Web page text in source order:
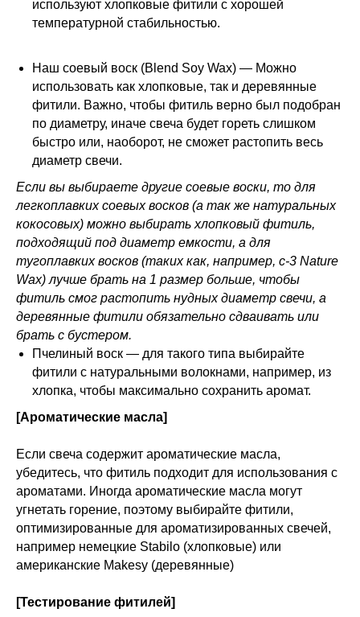
используют хлопковые фитили с хорошей
температурной стабильностью.
Наш соевый воск (Blend Soy Wax) — Можно
использовать как хлопковые, так и деревянные
фитили. Важно, чтобы фитиль верно был подобран
по диаметру, иначе свеча будет гореть слишком
быстро или, наоборот, не сможет растопить весь
диаметр свечи.
Если вы выбираете другие соевые воски, то для
легкоплавких соевых восков (а так же натуральных
кокосовых) можно выбирать хлопковый фитиль,
подходящий под диаметр емкости, а для
тугоплавких восков (таких как, например, с-3 Nature
Wax) лучше брать на 1 размер больше, чтобы
фитиль смог растопить нудных диаметр свечи, а
деревянные фитили обязательно сдваивать или
брать с бустером.
Пчелиный воск — для такого типа выбирайте
фитили с натуральными волокнами, например, из
хлопка, чтобы максимально сохранить аромат.
[Ароматические масла]
Если свеча содержит ароматические масла,
убедитесь, что фитиль подходит для использования с
ароматами. Иногда ароматические масла могут
угнетать горение, поэтому выбирайте фитили,
оптимизированные для ароматизированных свечей,
например немецкие Stabilo (хлопковые) или
американские Makesy (деревянные)
[Тестирование фитилей]